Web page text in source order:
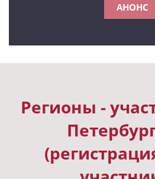
АНОНС
Регионы -